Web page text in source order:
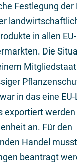
Festlegung der
in allen EU-
Die
in das eine
exportiert
an. Für den
Handel
beantragt